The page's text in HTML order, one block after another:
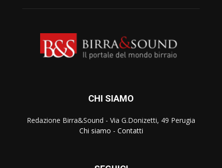
CHI SIAMO
Redazione Birra&Sound - Via G.Donizetti, 49 Perugia
Chi siamo - Contatti